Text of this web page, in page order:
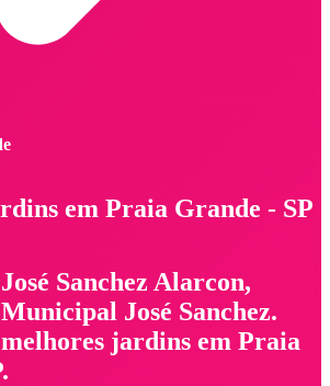
em Praia Grande - SP
Sanchez Alarcon,
José Sanchez.
jardins em Praia